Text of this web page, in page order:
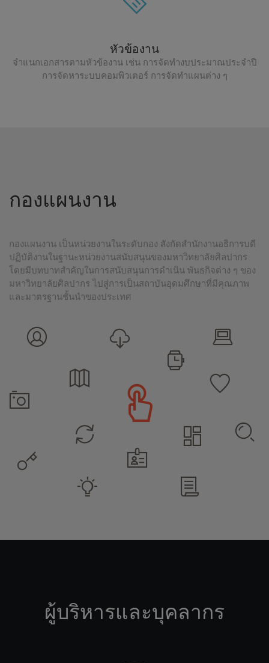
หัวข้องาน
จำแนกเอกสารตามหัวข้องาน เช่น การจัดทำงบประมาณประจำปี
การจัดหาระบบคอมพิวเตอร์ การจัดทำแผนต่าง ๆ
กองแผนงาน
กองแผนงาน เป็นหน่วยงานในระดับกอง สังกัดสำนักงานอธิการบดี
ปฏิบัติงานในฐานะหน่วยงานสนับสนุนของมหาวิทยาลัยศิลปากร
โดยมีบทบาทสำคัญในการสนับสนุนการดำเนิน พันธกิจต่าง ๆ ของ
มหาวิทยาลัยศิลปากร ไปสู่การเป็นสถาบันอุดมศึกษาที่มีคุณภาพ
และมาตรฐานชั้นนำของประเทศ
ผู้บริหารและบุคลากร